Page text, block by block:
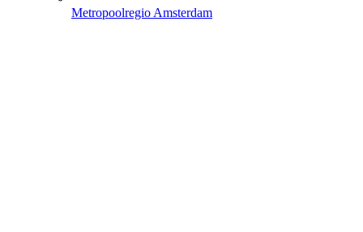
Metropoolregio Amsterdam